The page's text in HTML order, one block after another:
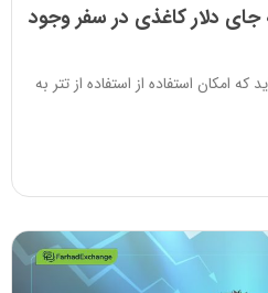
جای دلار کاغذی در سفر وجود
که امکان استفاده از استفاده از تتر به